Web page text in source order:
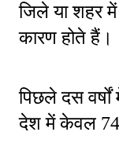
जिले या शहर
कारण होते हैं।
पिछले दस
देश में केवल